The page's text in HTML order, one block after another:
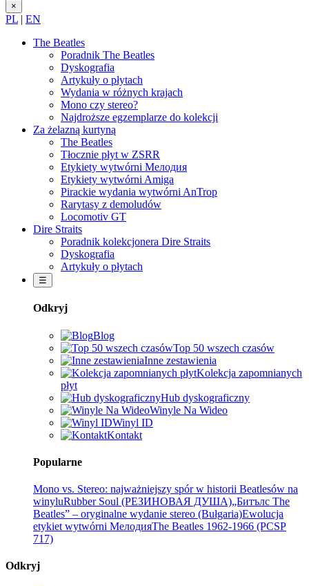
×
PL | EN
The Beatles
Poradnik The Beatles
Dyskografia
Artykuły o płytach
Wydania w różnych krajach
Mono czy stereo?
Najdroższe egzemplarze do kolekcji
Za żelazną kurtyną
The Beatles
Tłocznie płyt w ZSRR
Etykiety wytwórni Мелодия
Etykiety wytwórni Amiga
Pirackie wydania wytwórni AnTrop
Rarytasy z demoludów
Locomotiv GT
Dire Straits
Poradnik kolekcjonera Dire Straits
Dyskografia
Artykuły o płytach
☰
Odkryj
Blog
Top 50 wszech czasów
Inne zestawienia
Kolekcja zapomnianych
płyt
Hub dyskograficzny
Winyle Na Wideo
Winyl ID
Kontakt
Popularne
Mono vs. Stereo: najważniejszy spór w historii Beatlesów na
winyluRubber Soul (РЕЗИНОВАЯ ДУША)„Битълс The
Beatles” – oryginalne wydanie stereo (Bułgaria)Ewolucja
etykiet wytwórni МелодияThe Beatles 1962-1966 (PCSP
717)
Odkryj